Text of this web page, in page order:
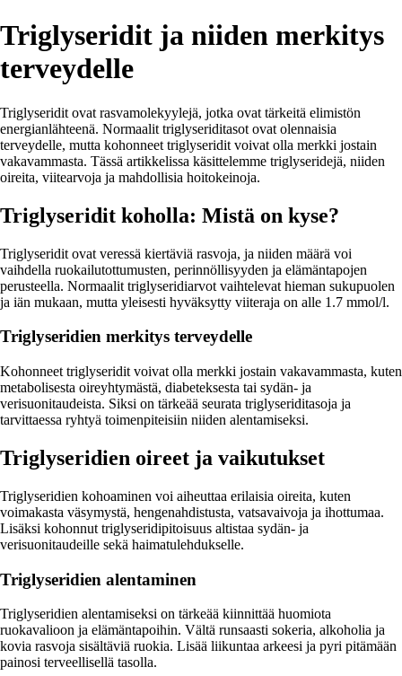
Triglyseridit ja niiden merkitys
terveydelle
Triglyseridit ovat rasvamolekyylejä, jotka ovat tärkeitä elimistön
energianlähteenä. Normaalit triglyseriditasot ovat olennaisia
terveydelle, mutta kohonneet triglyseridit voivat olla merkki jostain
vakavammasta. Tässä artikkelissa käsittelemme triglyseridejä, niiden
oireita, viitearvoja ja mahdollisia hoitokeinoja.
Triglyseridit koholla: Mistä on kyse?
Triglyseridit ovat veressä kiertäviä rasvoja, ja niiden määrä voi
vaihdella ruokailutottumusten, perinnöllisyyden ja elämäntapojen
perusteella. Normaalit triglyseridiarvot vaihtelevat hieman sukupuolen
ja iän mukaan, mutta yleisesti hyväksytty viiteraja on alle 1.7 mmol/l.
Triglyseridien merkitys terveydelle
Kohonneet triglyseridit voivat olla merkki jostain vakavammasta, kuten
metabolisesta oireyhtymästä, diabeteksesta tai sydän- ja
verisuonitaudeista. Siksi on tärkeää seurata triglyseriditasoja ja
tarvittaessa ryhtyä toimenpiteisiin niiden alentamiseksi.
Triglyseridien oireet ja vaikutukset
Triglyseridien kohoaminen voi aiheuttaa erilaisia oireita, kuten
voimakasta väsymystä, hengenahdistusta, vatsavaivoja ja ihottumaa.
Lisäksi kohonnut triglyseridipitoisuus altistaa sydän- ja
verisuonitaudeille sekä haimatulehdukselle.
Triglyseridien alentaminen
Triglyseridien alentamiseksi on tärkeää kiinnittää huomiota
ruokavalioon ja elämäntapoihin. Vältä runsaasti sokeria, alkoholia ja
kovia rasvoja sisältäviä ruokia. Lisää liikuntaa arkeesi ja pyri pitämään
painosi terveellisellä tasolla.